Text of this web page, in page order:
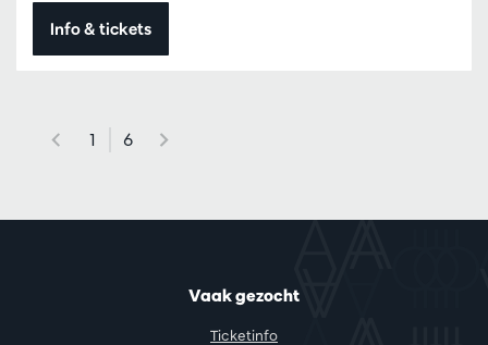
Info & tickets
1 6
Vaak gezocht
Ticketinfo